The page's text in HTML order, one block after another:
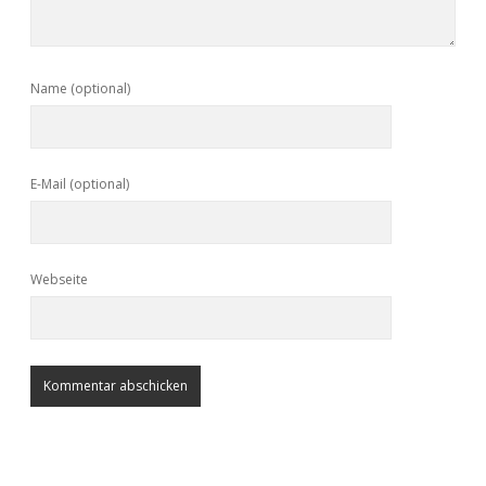
Name (optional)
E-Mail (optional)
Webseite